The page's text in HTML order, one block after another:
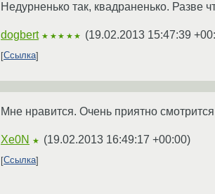
Недурненько так, квадраненько. Разве
dogbert ★★★★★ (19.02.2013 15:47:39
Ссылка
Мне нравится. Очень приятно
Xe0N ★ (19.02.2013 16:49:17 +00:00)
Ссылка